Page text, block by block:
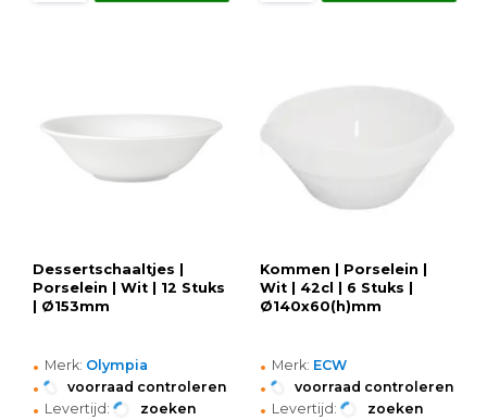
Dessertschaaltjes |
Porselein | Wit | 12 Stuks
| Ø153mm
• Merk: Olympia
• voorraad controleren
• Levertijd: zoeken
Kommen | Porselein |
Wit | 42cl | 6 Stuks |
Ø140x60(h)mm
• Merk: ECW
• voorraad controleren
• Levertijd: zoeken